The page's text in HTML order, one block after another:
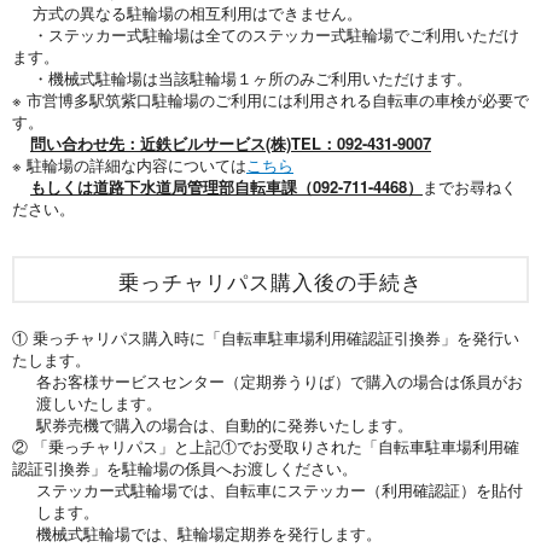
方式の異なる駐輪場の相互利用はできません。
・ステッカー式駐輪場は全てのステッカー式駐輪場でご利用いただけ
ます。
・機械式駐輪場は当該駐輪場１ヶ所のみご利用いただけます。
※ 市営博多駅筑紫口駐輪場のご利用には利用される自転車の車検が必要で
す。
問い合わせ先：近鉄ビルサービス(株)TEL：092-431-9007
※ 駐輪場の詳細な内容についてはこちら
もしくは道路下水道局管理部自転車課（092-711-4468） までお尋ねく
ださい。
乗っチャリパス購入後の手続き
① 乗っチャリパス購入時に「自転車駐車場利用確認証引換券」を発行い
たします。
各お客様サービスセンター（定期券うりば）で購入の場合は係員がお
渡しいたします。
駅券売機で購入の場合は、自動的に発券いたします。
② 「乗っチャリパス」と上記①でお受取りされた「自転車駐車場利用確
認証引換券」を駐輪場の係員へお渡しください。
ステッカー式駐輪場では、自転車にステッカー（利用確認証）を貼付
します。
機械式駐輪場では、駐輪場定期券を発行します。